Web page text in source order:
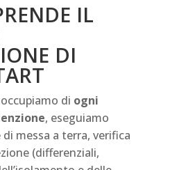
IL
DI
di ogni
, eseguiamo
messa a terra, verifica
(differenziali,